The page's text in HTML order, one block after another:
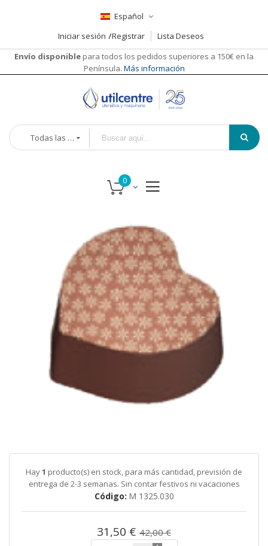
Español
Iniciar sesión
Registrar
Lista Deseos
Envío disponible para todos los pedidos superiores a 150€ en la
Península. Más información
Todas las categorías
comienzo
galería
imágenes
Hay1 producto(s) en stock, para más cantidad, previsión de
entrega de 2-3 semanas. Sin contar festivos ni vacaciones
Código M 1325.030
31,50 € 42,00 €